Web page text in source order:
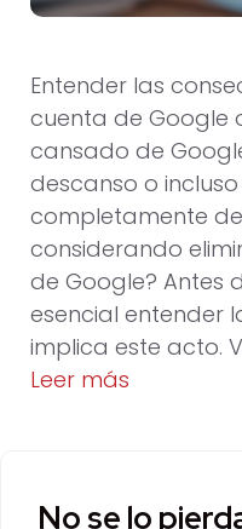
Entender las
cuenta de Google
cansado de
descanso o
completamente de
considerando
de Google? Antes
esencial entender
implica este acto.
Leer más
No se lo